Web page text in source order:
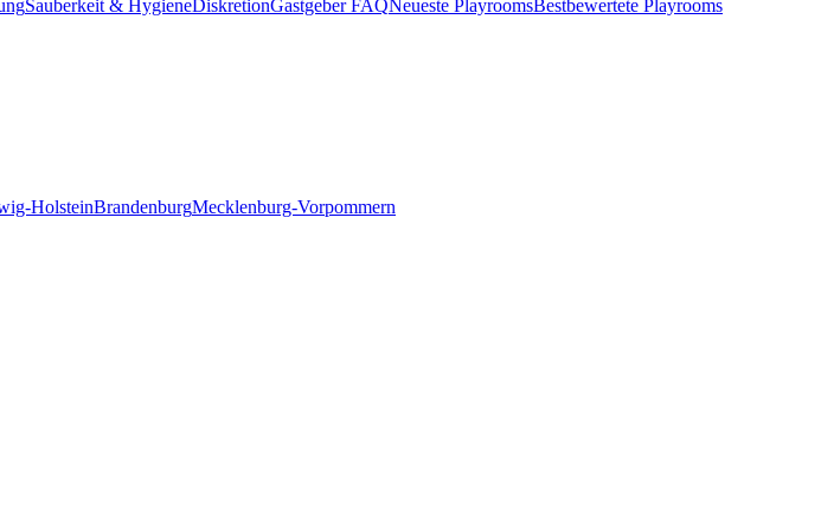
Sauberkeit & HygieneDiskretionGastgeber FAQNeueste PlayroomsBestbewertete Playrooms
HolsteinBrandenburgMecklenburg-Vorpommern